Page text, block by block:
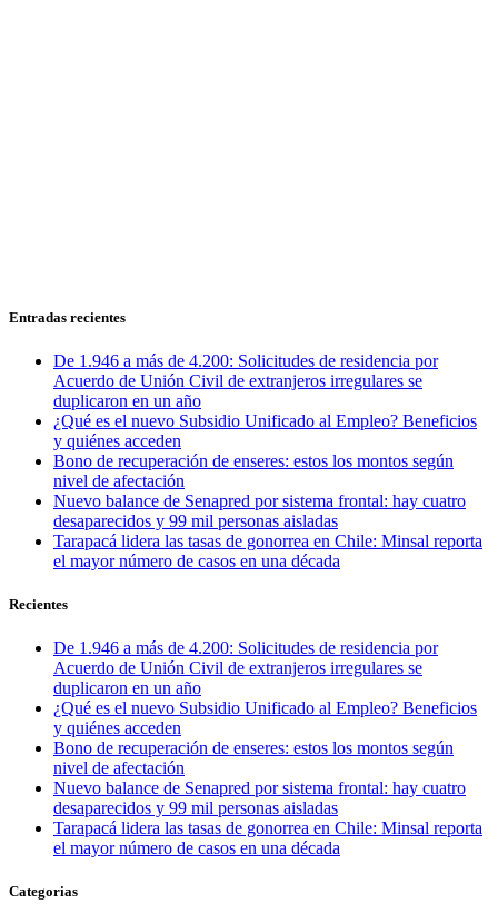
Entradas recientes
De 1.946 a más de 4.200: Solicitudes de residencia por
Acuerdo de Unión Civil de extranjeros irregulares se
duplicaron en un año
¿Qué es el nuevo Subsidio Unificado al Empleo? Beneficios
y quiénes acceden
Bono de recuperación de enseres: estos los montos según
nivel de afectación
Nuevo balance de Senapred por sistema frontal: hay cuatro
desaparecidos y 99 mil personas aisladas
Tarapacá lidera las tasas de gonorrea en Chile: Minsal reporta
el mayor número de casos en una década
Recientes
De 1.946 a más de 4.200: Solicitudes de residencia por
Acuerdo de Unión Civil de extranjeros irregulares se
duplicaron en un año
¿Qué es el nuevo Subsidio Unificado al Empleo? Beneficios
y quiénes acceden
Bono de recuperación de enseres: estos los montos según
nivel de afectación
Nuevo balance de Senapred por sistema frontal: hay cuatro
desaparecidos y 99 mil personas aisladas
Tarapacá lidera las tasas de gonorrea en Chile: Minsal reporta
el mayor número de casos en una década
Categorias